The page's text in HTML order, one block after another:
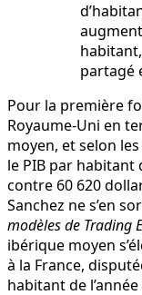
partagé
Pour la première
Royaume-Uni en
moyen, et selon
le PIB par habitant
contre 60 620
Sanchez ne s’en
modèles de Trading
ibérique moyen
à la France,
habitant de